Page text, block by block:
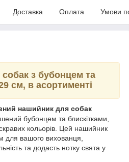
Доставка Оплата Умови
з бубонцем та
см, в асортименті
нашийник для собак
бубонцем та блискітками,
кольорів. Цей нашийник
для вашого вихованця,
та додасть нотку свята у